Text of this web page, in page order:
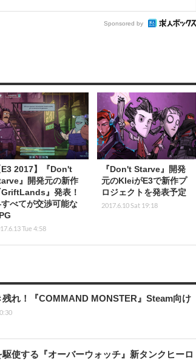
Sponsored by
E3 2017】『Don't
』開発元の新作
GriftLands』発表！
べてが交渉可能な
Tue 4:58
『Don't Starve』開発
元のKleiがE3で新作プ
ロジェクトを発表予定
2017.6.10 Sat 19:18
れ！『COMMAND MONSTER』Steam向け
使する『オーバーウォッチ』新タンクヒーロ